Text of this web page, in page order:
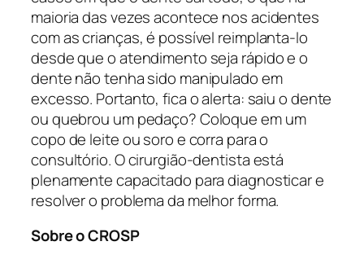
maioria das vezes acontece nos acidentes
com as crianças, é possível reimplanta-lo
desde que o atendimento seja rápido e o
dente não tenha sido manipulado em
excesso. Portanto, fica o alerta: saiu o dente
ou quebrou um pedaço? Coloque em um
copo de leite ou soro e corra para o
consultório. O cirurgião-dentista está
plenamente capacitado para diagnosticar e
resolver o problema da melhor forma.
Sobre o CROSP